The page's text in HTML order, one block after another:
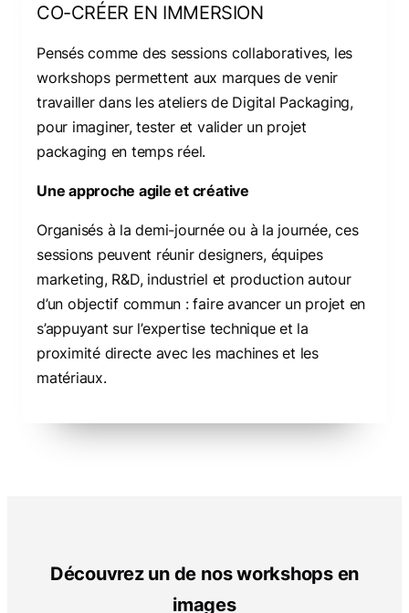
CO-CRÉER EN IMMERSION
Pensés comme des sessions collaboratives, les
workshops permettent aux marques de venir
travailler dans les ateliers de Digital Packaging,
pour imaginer, tester et valider un projet
packaging en temps réel.
Une approche agile et créative
Organisés à la demi-journée ou à la journée, ces
sessions peuvent réunir designers, équipes
marketing, R&D, industriel et production autour
d’un objectif commun : faire avancer un projet en
s’appuyant sur l’expertise technique et la
proximité directe avec les machines et les
matériaux.
Découvrez un de nos workshops en
images